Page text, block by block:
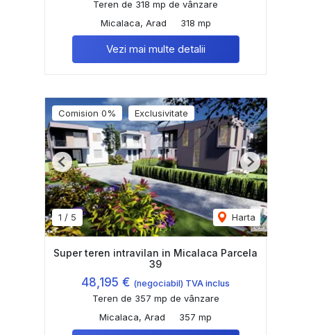
Teren de 318 mp de vânzare
Micalaca, Arad
318 mp
Vezi mai multe detalii
Comision 0% Exclusivitate
1 / 5 Harta
Previous Next
Super teren intravilan in Micalaca Parcela
39
48,195 € (negociabil) TVA inclus
Teren de 357 mp de vânzare
Micalaca, Arad
357 mp